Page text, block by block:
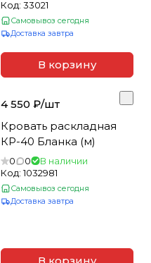
Код: 33021
Самовывоз сегодня
Доставка завтра
В корзину
4 550 ₽/шт
Кровать раскладная
КР-40 Бланка (м)
0 0
В наличии
Код:1032981
Самовывоз сегодня
Доставка завтра